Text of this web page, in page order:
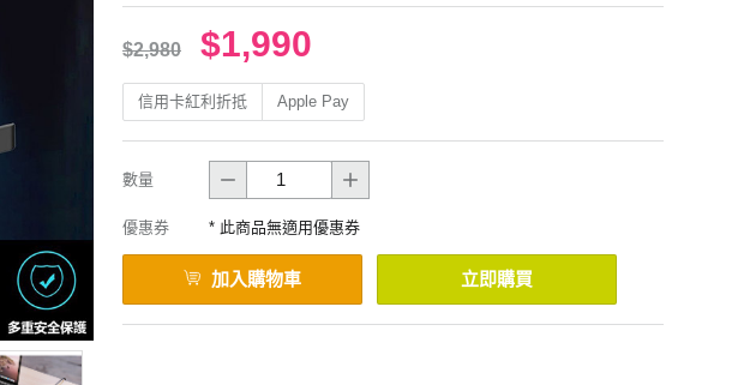
$2,980 $1,990
信用卡紅利折抵 Apple Pay
數量
優惠券 * 此商品無適用優惠券
加入購物車 立即購買